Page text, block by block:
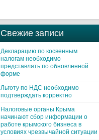
Свежие записи
Декларацию по косвенным
налогам необходимо
представлять по обновленной
форме
Льготу по НДС необходимо
подтверждать корректно
Налоговые органы Крыма
начинают сбор информации о
работе крымского бизнеса в
условиях чрезвычайной ситуации